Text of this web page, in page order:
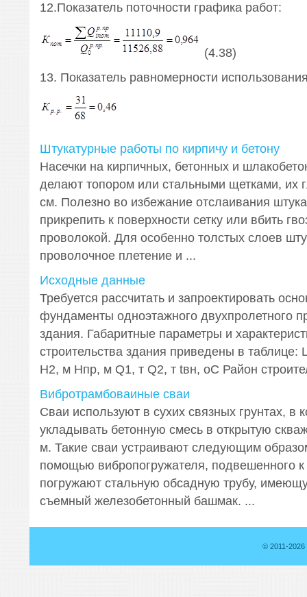
12.Показатель поточности графика работ:
(4.38)
13. Показатель равномерности
Штукатурные работы по кирпичу и бетону
Насечки на кирпичных, бетонных и
делают топором или стальными щетками, их
см. Полезно во избежание отслаивания
прикрепить к поверхности сетку или вбить
проволокой. Для особенно толстых слоев
проволочное плетение и ...
Исходные данные
Требуется рассчитать и запроектировать
фундаменты одноэтажного двухпролетного
здания. Габаритные параметры и
строительства здания приведены в таблице:
H2, м Hпр, м Q1, т Q2, т tвн, оС Район
Вибротрамбоваиные сваи
Сваи используют в сухих связных грунтах, в
укладывать бетонную смесь в открытую
м. Такие сваи устраивают следующим
помощью вибропогружателя, подвешенного к
погружают стальную обсадную трубу,
съемный железобетонный башмак. ...
© 2011-2026